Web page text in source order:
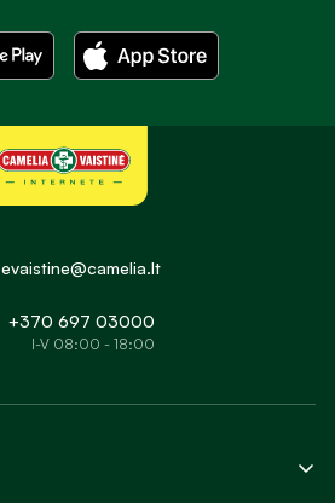
evaistine@camelia.lt
+370 697 03000
I-V 08:00 - 18:00